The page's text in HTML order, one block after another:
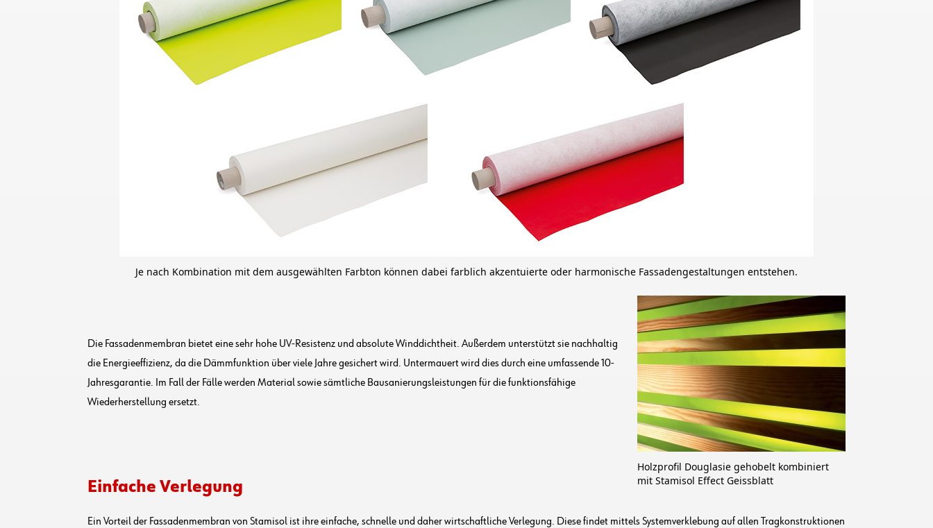
Je nach Kombination mit dem ausgewählten Farbton können dabei farblich akzentuierte oder harmonische Fassadengestaltungen entstehen.
Holzprofil Douglasie gehobelt kombiniert
mit Stamisol Effect Geissblatt
Die Fassadenmembran bietet eine sehr hohe UV-Resistenz und absolute Winddichtheit. Außerdem unterstützt sie nachhaltig
die Energieeffizienz, da die Dämmfunktion über viele Jahre gesichert wird. Untermauert wird dies durch eine umfassende 10-
Jahresgarantie. Im Fall der Fälle werden Material sowie sämtliche Bausanierungsleistungen für die funktionsfähige
Wiederherstellung ersetzt.
Einfache Verlegung
Ein Vorteil der Fassadenmembran von Stamisol ist ihre einfache, schnelle und daher wirtschaftliche Verlegung. Diese findet mittels Systemverklebung auf allen Tragkonstruktionen